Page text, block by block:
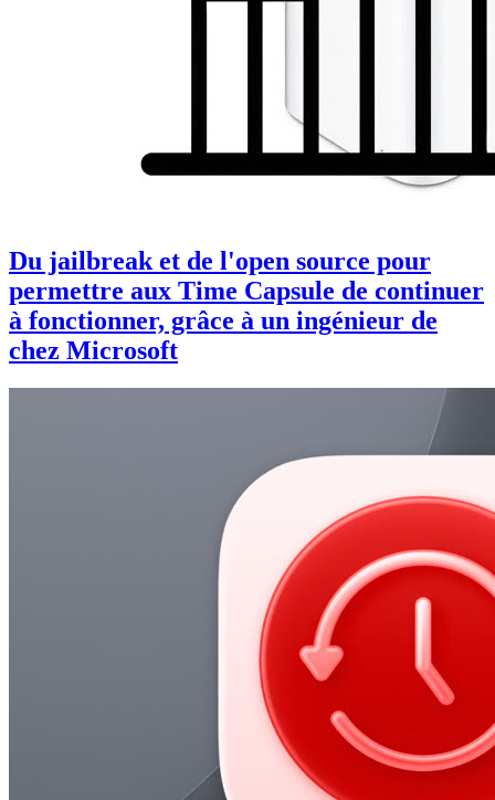
Du jailbreak et de l'open source pour
permettre aux Time Capsule de continuer
à fonctionner, grâce à un ingénieur de
chez Microsoft